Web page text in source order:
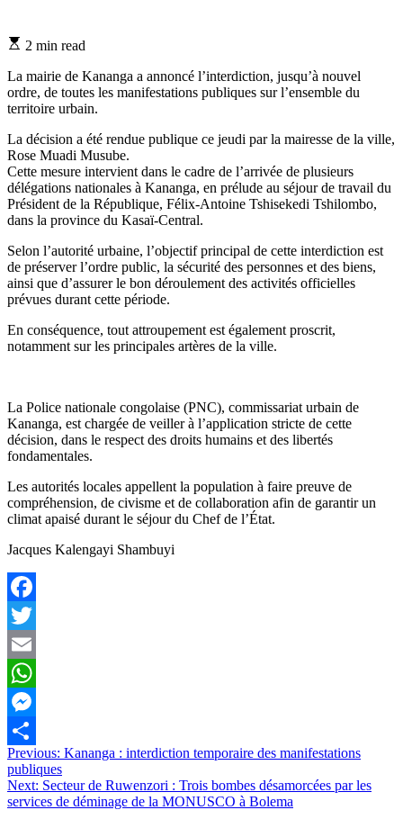
Estimated
time
2 min read
La mairie de Kananga a annoncé l’interdiction, jusqu’à nouvel
ordre, de toutes les manifestations publiques sur l’ensemble du
territoire urbain.
La décision a été rendue publique ce jeudi par la mairesse de la ville,
Rose Muadi Musube.
Cette mesure intervient dans le cadre de l’arrivée de plusieurs
délégations nationales à Kananga, en prélude au séjour de travail du
Président de la République, Félix-Antoine Tshisekedi Tshilombo,
dans la province du Kasaï-Central.
Selon l’autorité urbaine, l’objectif principal de cette interdiction est
de préserver l’ordre public, la sécurité des personnes et des biens,
ainsi que d’assurer le bon déroulement des activités officielles
prévues durant cette période.
En conséquence, tout attroupement est également proscrit,
notamment sur les principales artères de la ville.
La Police nationale congolaise (PNC), commissariat urbain de
Kananga, est chargée de veiller à l’application stricte de cette
décision, dans le respect des droits humains et des libertés
fondamentales.
Les autorités locales appellent la population à faire preuve de
compréhension, de civisme et de collaboration afin de garantir un
climat apaisé durant le séjour du Chef de l’État.
Jacques Kalengayi Shambuyi
Facebook
Twitter
Email
WhatsApp
Messenger
Partager
Navigation
de
l’article
Previous: Kananga : interdiction temporaire des manifestations
publiques
Next: Secteur de Ruwenzori : Trois bombes désamorcées par les
services de déminage de la MONUSCO à Bolema